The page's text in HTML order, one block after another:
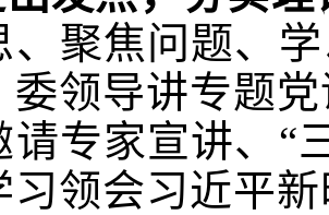
、聚焦问题、
委领导讲专题
请专家宣讲、“
习领会习近平